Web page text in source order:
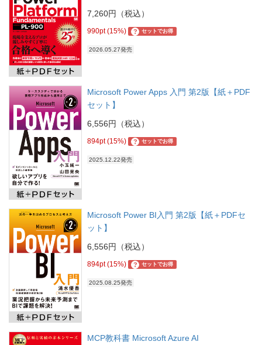
7,260円（税込）
990pt (15%) ? セットでお得
2026.05.27発売
Microsoft Power Apps 入門 第2版【紙＋PDF
セット】
6,556円（税込）
894pt (15%) ? セットでお得
2025.12.22発売
Microsoft Power BI入門 第2版【紙＋PDFセ
ット】
6,556円（税込）
894pt (15%) ? セットでお得
2025.08.25発売
MCP教科書 Microsoft Azure AI